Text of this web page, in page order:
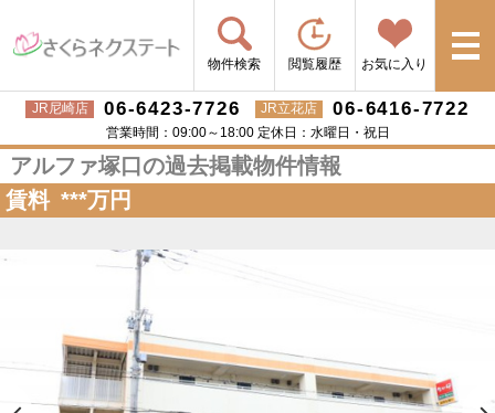
物件検索 閲覧履歴 お気に入り
JR尼崎店 06-6423-7726 JR立花店 06-6416-7722
営業時間：09:00～18:00 定休日：水曜日・祝日
アルファ塚口の過去掲載物件情報
賃料 ***万円